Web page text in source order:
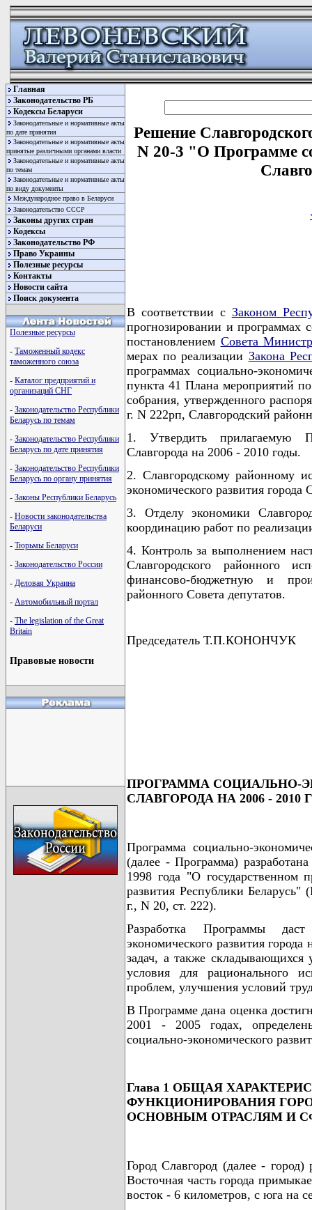
Главная
Законодательство РБ
Кодексы Беларуси
Законодательные и нормативные акты
по дате принятия
Законодательные и нормативные акты
принятые различными органами власти
Законодательные и нормативные акты
по темам
Законодательные и нормативные акты
по виду документы
Международное право в Беларуси
Законодательство СССР
Законы других стран
Кодексы
Законодательство РФ
Право Украины
Полезные ресурсы
Контакты
Новости сайта
Поиск документа
Полезные ресурсы
- Таможенный кодекс
таможенного союза
- Каталог предприятий и
организаций СНГ
- Законодательство Республики
Беларусь по темам
- Законодательство Республики
Беларусь по дате принятия
- Законодательство Республики
Беларусь по органу принятия
- Законы Республики Беларусь
- Новости законодательства
Беларуси
- Тюрьмы Беларуси
- Законодательство России
- Деловая Украина
- Автомобильный портал
- The legislation of the Great
Britain
Правовые новости
Решение
N 20-3 "О Программе
В соответствии с Законом
прогнозировании и программах
постановлением Совета
мерах по реализации Закона
программах социально-
пункта 41 Плана мероприятий по
собрания, утвержденного
г. N 222рп, Славгородский
1. Утвердить прилагаемую
Славгорода на 2006 - 2010 годы.
2. Славгородскому районному
экономического развития
3. Отделу экономики
координацию работ по
4. Контроль за выполнением
Славгородского районного
финансово-бюджетную и
районного Совета депутатов.
Председатель Т.П.КОНОНЧУК
ПРОГРАММА СОЦИАЛЬНО-
СЛАВГОРОДА НА 2006 - 2010
Программа социально-
(далее - Программа)
1998 года "О государственном
развития Республики Беларусь"
г., N 20, ст. 222).
Разработка Программы
экономического развития
задач, а также складывающихся
условия для рационального
проблем, улучшения условий
В Программе дана оценка
2001 - 2005 годах,
социально-экономического
Глава 1 ОБЩАЯ
ФУНКЦИОНИРОВАНИЯ
ОСНОВНЫМ ОТРАСЛЯМ И
Город Славгород (далее -
Восточная часть города
восток - 6 километров, с юга на